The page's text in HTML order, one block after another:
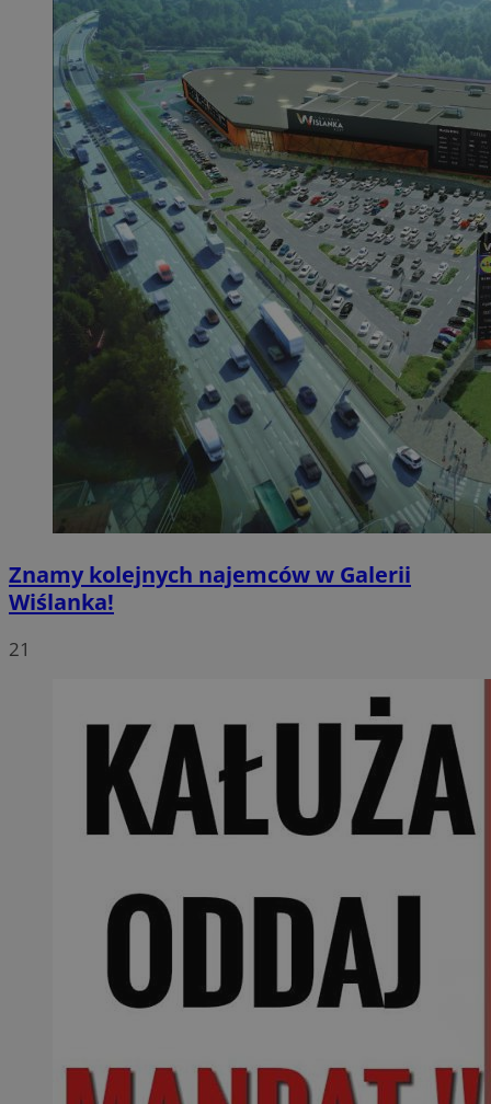
Znamy kolejnych najemców w Galerii
Wiślanka!
21